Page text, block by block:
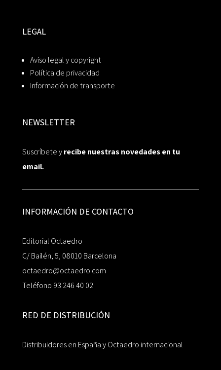
LEGAL
Aviso legal y copyright
Política de privacidad
Información de transporte
NEWSLETTER
Suscríbete yrecibe nuestras novedades en tu
email.
INFORMACIÓN DE CONTACTO
Editorial Octaedro
C/ Bailén, 5, 08010 Barcelona
octaedro@octaedro.com
Teléfono 93 246 40 02
RED DE DISTRIBUCIÓN
Distribuidores en España y Octaedro internacional